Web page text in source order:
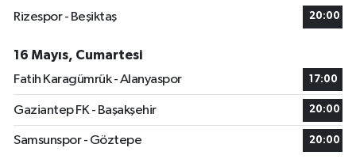
Rizespor - Beşiktaş
20:00
16 Mayıs, Cumartesi
Fatih Karagümrük - Alanyaspor
17:00
Gaziantep FK - Başakşehir 20:00
Samsunspor - Göztepe 20:00